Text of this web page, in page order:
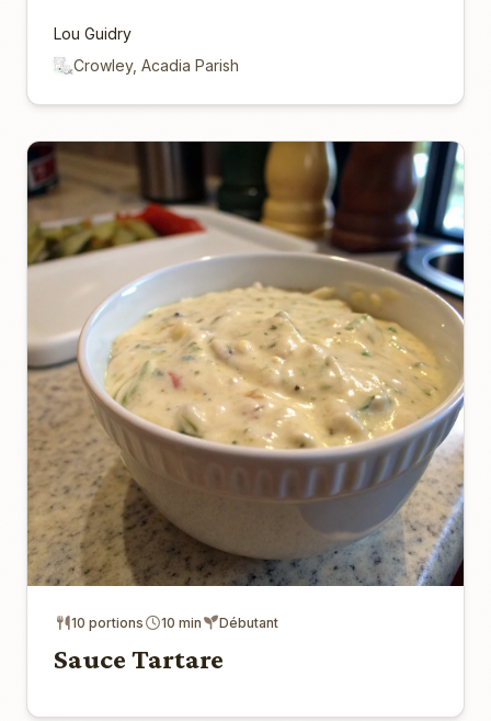
Lou Guidry
Crowley, Acadia Parish
10 portions 10 min Débutant
Sauce Tartare